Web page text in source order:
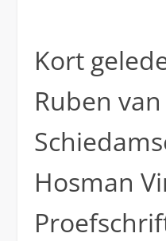
Kort
Ruben
Hosman